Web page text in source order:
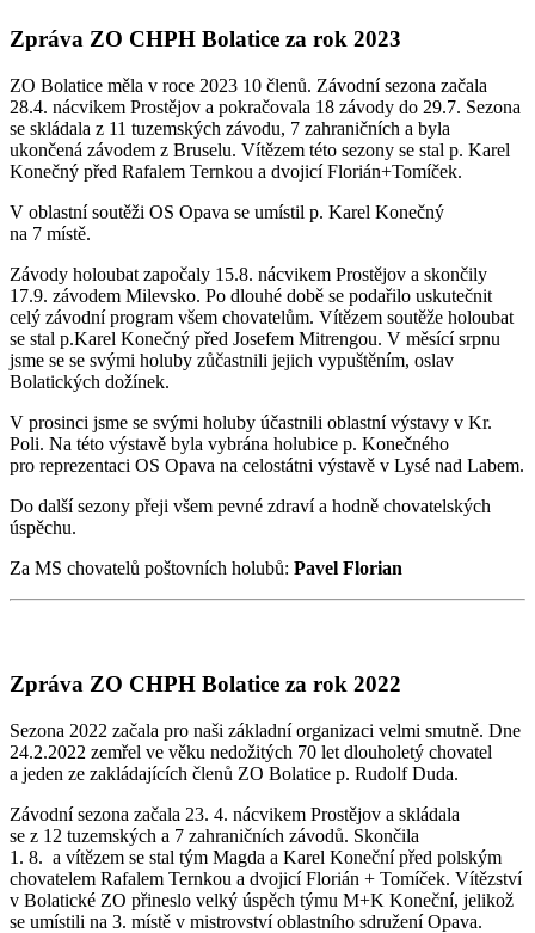
Zpráva ZO CHPH Bolatice za rok 2023
ZO Bolatice měla v roce 2023 10 členů. Závodní sezona začala
28.4. nácvikem Prostějov a pokračovala 18 závody do 29.7. Sezona
se skládala z 11 tuzemských závodu, 7 zahraničních a byla
ukončená závodem z Bruselu. Vítězem této sezony se stal p. Karel
Konečný před Rafalem Ternkou a dvojicí Florián+Tomíček.
V oblastní soutěži OS Opava se umístil p. Karel Konečný
na 7 místě.
Závody holoubat započaly 15.8. nácvikem Prostějov a skončily
17.9. závodem Milevsko. Po dlouhé době se podařilo uskutečnit
celý závodní program všem chovatelům. Vítězem soutěže holoubat
se stal p.Karel Konečný před Josefem Mitrengou. V měsící srpnu
jsme se se svými holuby zůčastnili jejich vypuštěním, oslav
Bolatických dožínek.
V prosinci jsme se svými holuby účastnili oblastní výstavy v Kr.
Poli. Na této výstavě byla vybrána holubice p. Konečného
pro reprezentaci OS Opava na celostátni výstavě v Lysé nad Labem.
Do další sezony přeji všem pevné zdraví a hodně chovatelských
úspěchu.
Za MS chovatelů poštovních holubů: Pavel Florian
Zpráva ZO CHPH Bolatice za rok 2022
Sezona 2022 začala pro naši základní organizaci velmi smutně. Dne
24.2.2022 zemřel ve věku nedožitých 70 let dlouholetý chovatel
a jeden ze zakládajících členů ZO Bolatice p. Rudolf Duda.
Závodní sezona začala 23. 4. nácvikem Prostějov a skládala
se z 12 tuzemských a 7 zahraničních závodů. Skončila
1. 8. a vítězem se stal tým Magda a Karel Koneční před polským
chovatelem Rafalem Ternkou a dvojicí Florián + Tomíček. Vítězství
v Bolatické ZO přineslo velký úspěch týmu M+K Koneční, jelikož
se umístili na 3. místě v mistrovství oblastního sdružení Opava.